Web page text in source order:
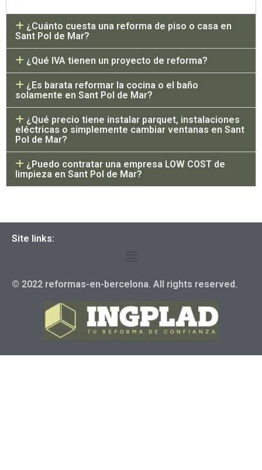
¿Cuánto cuesta una reforma de piso o casa en
Sant Pol de Mar?
¿Qué IVA tienen un proyecto de reforma?
¿Es barata reformar la cocina o el baño
solamente en Sant Pol de Mar?
¿Qué precio tiene instalar parquet, instalaciones
eléctricas o simplemente cambiar ventanas en Sant
Pol de Mar?
¿Puedo contratar una empresa LOW COST de
limpieza en Sant Pol de Mar?
Site links:
© 2022 reformas-en-bercelona. All rights reserved.